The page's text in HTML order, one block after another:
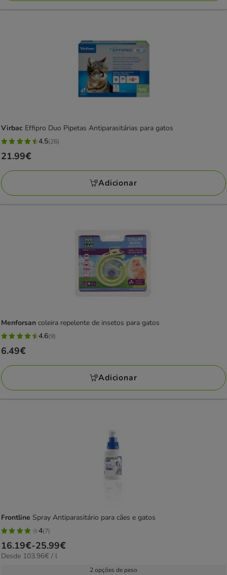
Virbac Effipro Duo Pipetas Antiparasitárias para gatos
4.5
estrelas
com
26
avaliações
4.5(26)
Preço
21.99€
21.99€
Adicionar
Menforsan coleira repelente de insetos para gatos
4.6
estrelas
com
9
avaliações
4.6(9)
Preço
6.49€
6.49€
Adicionar
Frontline Spray Antiparasitário para cães e gatos
4
estrelas
com
4(7)
Preço
de
16.19€-25.99€
103.96€
Desde 103.96€ / l
2 opções de peso